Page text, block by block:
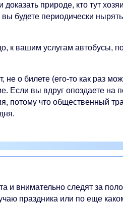
природе, кто тут
будете периодически
к вашим услугам автобусы,
не о билете (его-то как раз
Если вы вдруг опоздаете на
потому что общественный
и внимательно следят за
праздника или по еще